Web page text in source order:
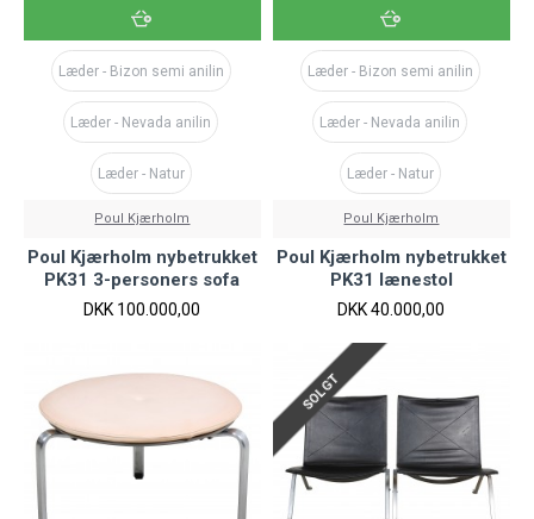
Læder - Bizon semi anilin
Læder - Nevada anilin
Læder - Natur
Poul Kjærholm
Poul Kjærholm nybetrukket
PK31 3-personers sofa
DKK 100.000,00
Læder - Bizon semi anilin
Læder - Nevada anilin
Læder - Natur
Poul Kjærholm
Poul Kjærholm nybetrukket
PK31 lænestol
DKK 40.000,00
SOLGT